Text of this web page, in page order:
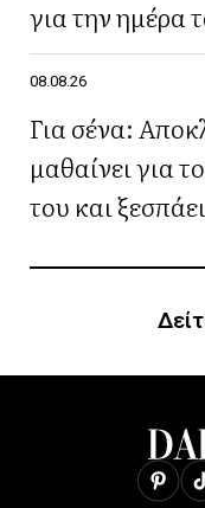
για την ημέρα
08.08.26
Για σένα:
μαθαίνει για
του και